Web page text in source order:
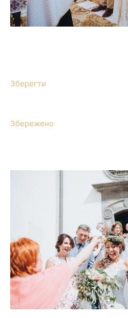
Зберегти
Збережено